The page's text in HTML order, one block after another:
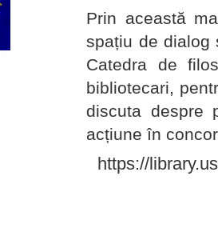
Prin această
spațiu de dialog
Catedra de
bibliotecari,
discuta despre
acțiune în
https://